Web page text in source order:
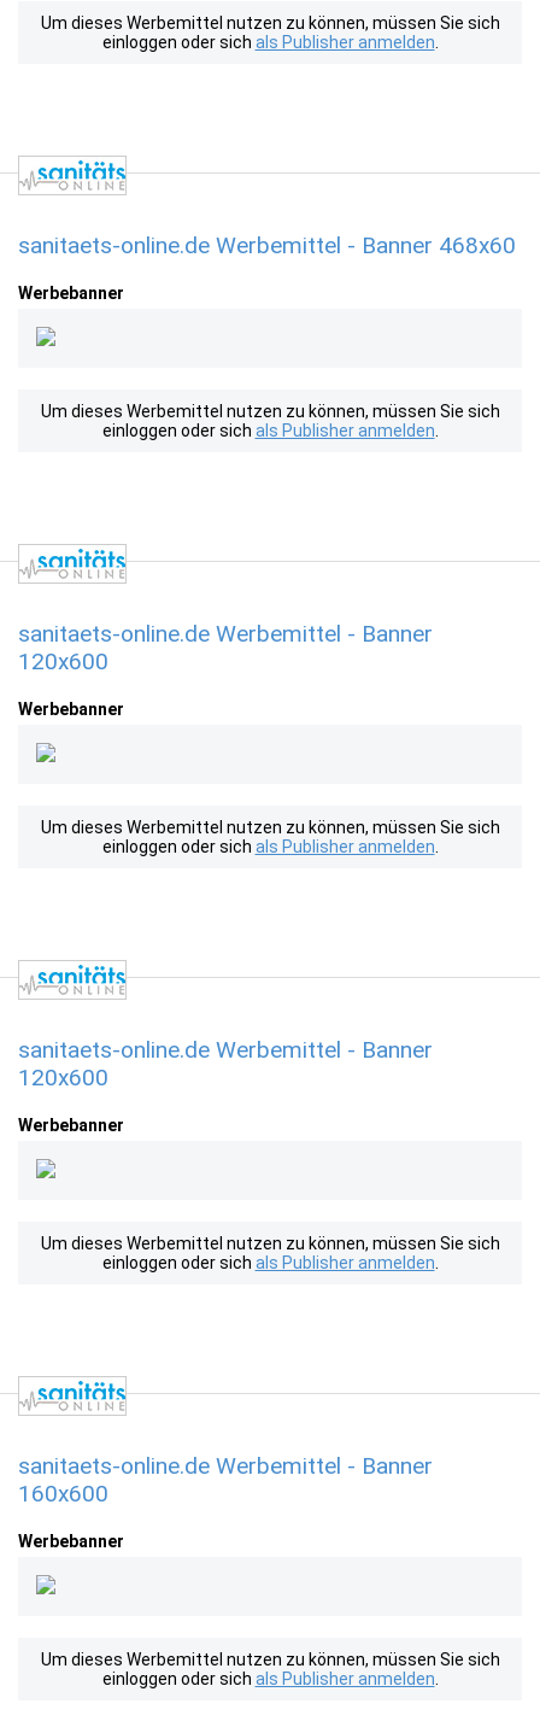
Um dieses Werbemittel nutzen zu können, müssen Sie sich
einloggen oder sich als Publisher anmelden
sanitaets-online.de Werbemittel - Banner 468x60
Werbebanner
Um dieses Werbemittel nutzen zu können, müssen Sie sich
einloggen oder sich als Publisher anmelden
sanitaets-online.de Werbemittel - Banner
120x600
Werbebanner
Um dieses Werbemittel nutzen zu können, müssen Sie sich
einloggen oder sich als Publisher anmelden
sanitaets-online.de Werbemittel - Banner
120x600
Werbebanner
Um dieses Werbemittel nutzen zu können, müssen Sie sich
einloggen oder sich als Publisher anmelden
sanitaets-online.de Werbemittel - Banner
160x600
Werbebanner
Um dieses Werbemittel nutzen zu können, müssen Sie sich
einloggen oder sich als Publisher anmelden